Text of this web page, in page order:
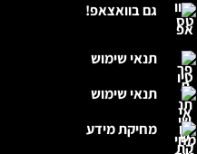
גם בוואצאפ!
תנאי שימוש
תנאי שימוש
מחיקת מידע